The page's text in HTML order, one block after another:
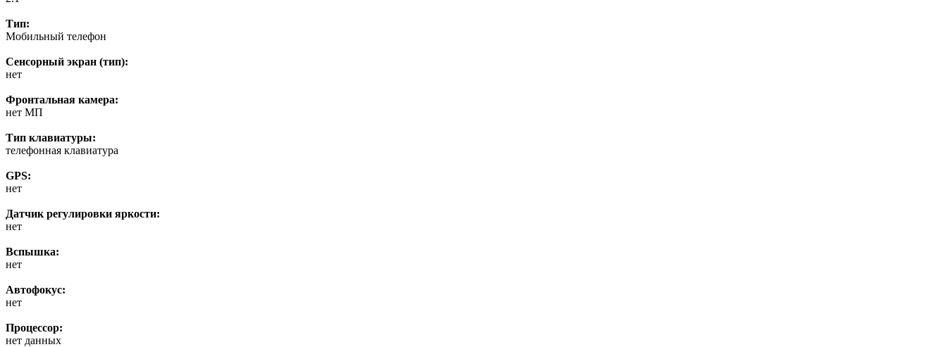
Тип:
Мобильный телефон
Сенсорный экран (тип):
нет
Фронтальная камера:
нет МП
Тип клавиатуры:
телефонная клавиатура
GPS:
нет
Датчик регулировки яркости:
нет
Вспышка:
нет
Автофокус:
нет
Процессор:
нет данных